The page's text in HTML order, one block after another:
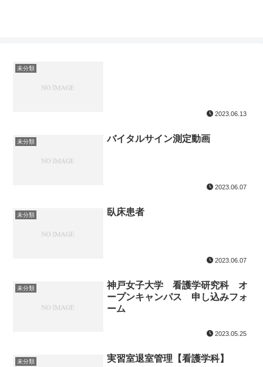
未分類
2023.06.13
未分類 バイタルサイン測定動画
2023.06.07
未分類 臥床患者
2023.06.07
未分類
神戸女子大学 看護学研究科 オ
ープンキャンパス 申し込みフォ
ーム
2023.05.25
未分類 実習室退室管理【看護学科】